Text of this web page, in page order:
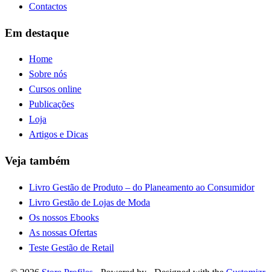
Contactos
Em destaque
Home
Sobre nós
Cursos online
Publicações
Loja
Artigos e Dicas
Veja também
Livro Gestão de Produto – do Planeamento ao Consumidor
Livro Gestão de Lojas de Moda
Os nossos Ebooks
As nossas Ofertas
Teste Gestão de Retail